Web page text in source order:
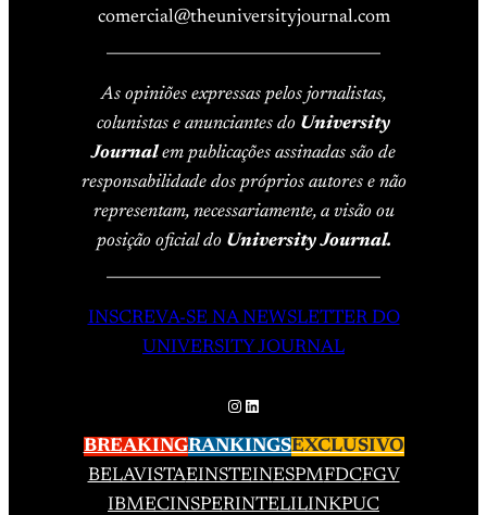
comercial@theuniversityjournal.com
As opiniões expressas pelos jornalistas,
colunistas e anunciantes do University
Journalem publicações assinadas são de
responsabilidade dos próprios autores e não
representam, necessariamente, a visão ou
posição oficial do University Journal.
INSCREVA-SE NA NEWSLETTER DO
UNIVERSITY JOURNAL
Instagram
LinkedIn
BREAKINGRANKINGSEXCLUSIVO
BELAVISTAEINSTEINESPMFDCFGV
IBMECINSPERINTELILINKPUC